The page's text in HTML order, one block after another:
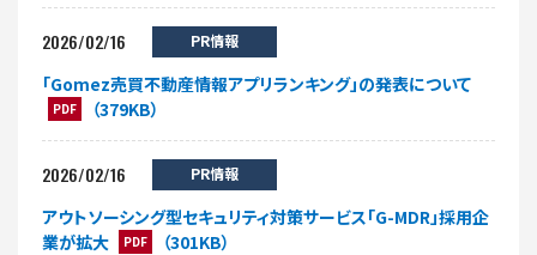
2026/02/16 PR情報
「Gomez売買不動産情報アプリランキング」の発表について
PDF （379KB）
2026/02/16 PR情報
アウトソーシング型セキュリティ対策サービス「G-MDR」採用企
業が拡大
PDF （301KB）